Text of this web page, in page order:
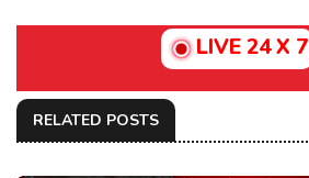
LIVE 24 X 7
RELATED POSTS